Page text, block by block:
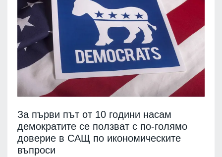
За първи път от 10 години насам
демократите се ползват с по-голямо
доверие в САЩ по икономическите
въпроси